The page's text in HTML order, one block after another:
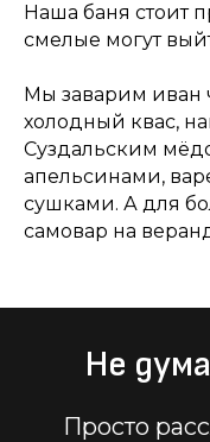
Наша баня стоит
смелые могут
Мы заварим
холодный квас,
Суздальским
апельсинами,
сушками. А для
самовар на
Не
Просто